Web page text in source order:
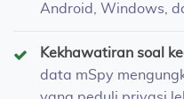
Android, Windows,
Kekhawatiran soal
data mSpy